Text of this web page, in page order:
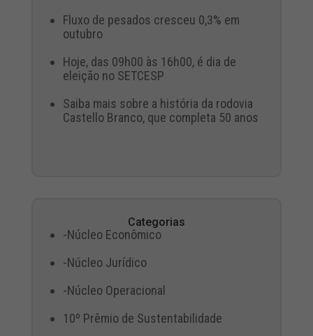
Fluxo de pesados cresceu 0,3% em
outubro
Hoje, das 09h00 às 16h00, é dia de
eleição no SETCESP
Saiba mais sobre a história da rodovia
Castello Branco, que completa 50 anos
Categorias
-Núcleo Econômico
-Núcleo Jurídico
-Núcleo Operacional
10º Prêmio de Sustentabilidade